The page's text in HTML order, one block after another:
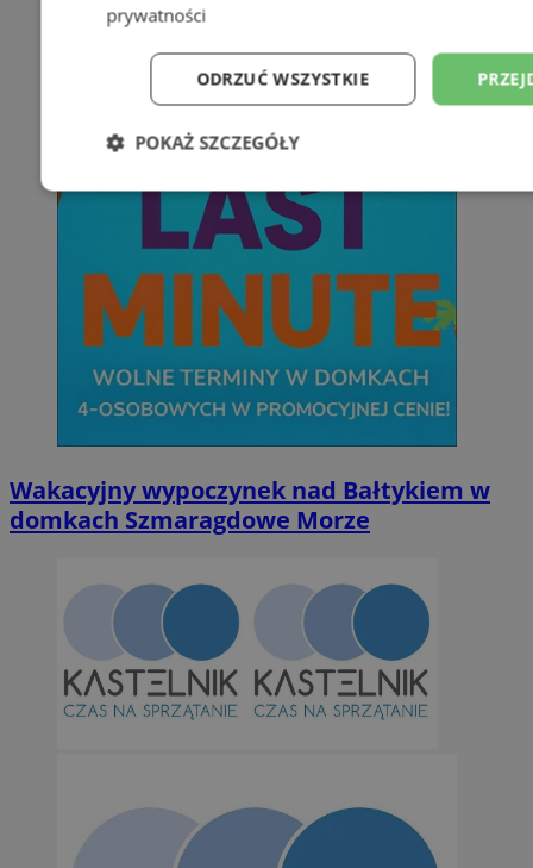
Wakacyjny wypoczynek nad Bałtykiem w
domkach Szmaragdowe Morze
prywatności
ODRZUĆ WSZYSTKIE
POKAŻ SZCZEGÓŁY
Niezbędne Wydajność
Niesklasyfikowane
Niezbędne pliki cookie umożliwiają korzystanie z podstawowych
takich jak logowanie użytkownika i zarządzanie kontem. Bez
można prawidłowo korzystać ze strony internetowej.
Nazwa
Domena
SessID
orzesze.com.pl
QeSessID orzesze.com.pl
VISITOR_PRIVACY_METADATA